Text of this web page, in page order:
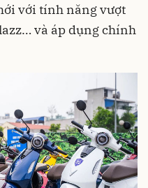
với tính năng vượt
và áp dụng chính